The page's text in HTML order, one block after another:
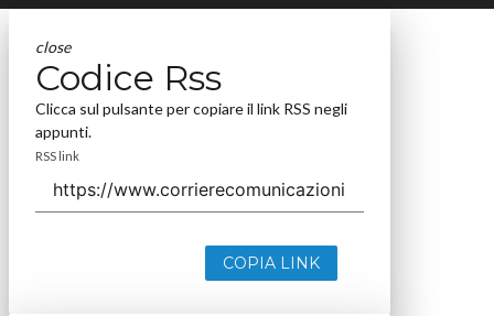
close
Codice Rss
Clicca sul pulsante per copiare il link RSS negli
appunti.
RSS link
COPIA LINK